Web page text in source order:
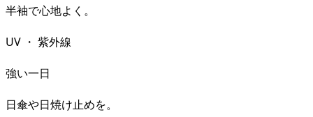
半袖で心地よく。
UV ・ 紫外線
強い一日
日傘や日焼け止めを。